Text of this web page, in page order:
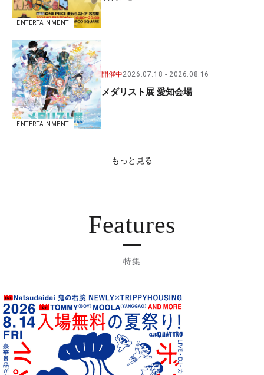
ENTERTAINMENT
ENTERTAINMENT
開催中2026.07.18 2026.08.16
メダリスト展 愛知会場
もっと見る
Features
特集